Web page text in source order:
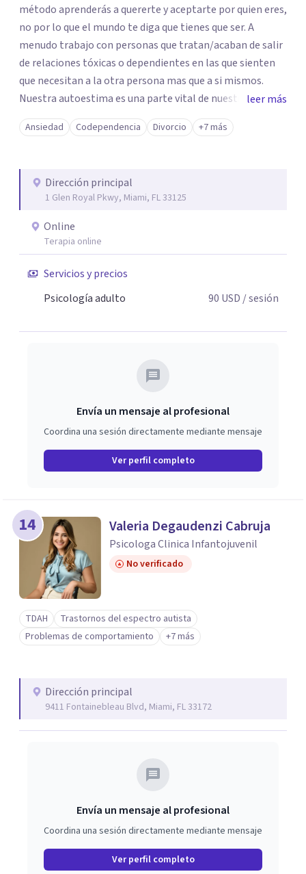
método aprenderás a quererte y aceptarte por quien eres,
no por lo que el mundo te diga que tienes que ser. A
menudo trabajo con personas que tratan/acaban de salir
de relaciones tóxicas o dependientes en las que sienten
que necesitan a la otra persona mas que a si mismos.
Nuestra autoestima es una parte vital de nuestra salud
mental y la vida es demasiado corta para vivir en guerra
con uno mismo, por eso gran parte de mi método
y te hablas.
leer más
Ansiedad Codependencia Divorcio +7 más
Dirección principal
1 Glen Royal Pkwy, Miami, FL 33125
Online
Terapia online
Servicios y precios
Psicología adulto
90 USD / sesión
Envía un mensaje al profesional
Coordina una sesión directamente mediante mensaje
Ver perfil completo
14 Valeria Degaudenzi Cabruja
Psicologa Clinica Infantojuvenil
No verificado
TDAH
Trastornos del espectro autista
Problemas de comportamiento
+7 más
Dirección principal
9411 Fontainebleau Blvd, Miami, FL 33172
Envía un mensaje al profesional
Coordina una sesión directamente mediante mensaje
Ver perfil completo